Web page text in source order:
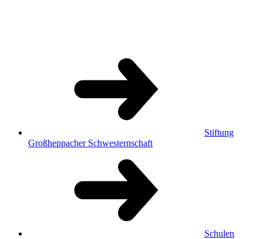
Stiftung
Großheppacher Schwesternschaft
Schulen